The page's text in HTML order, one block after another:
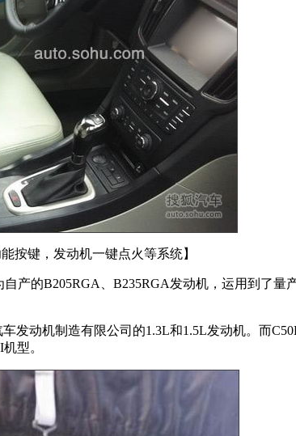
按键，发动机一键点火等系统】
的B205RGA、B235RGA发动机，运用到了量
动机制造有限公司的1.3L和1.5L发动机。而
型。